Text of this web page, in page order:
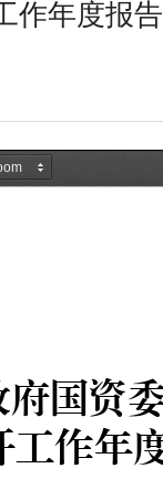
作年度报告